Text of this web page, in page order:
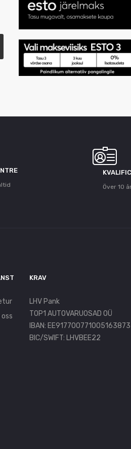
Över 10
KRAV
LHV Pank
TOP1 AUTOVARUOSAD OÜ
IBAN: EE917700771005163873
BIC/SWIFT: LHVBEE22